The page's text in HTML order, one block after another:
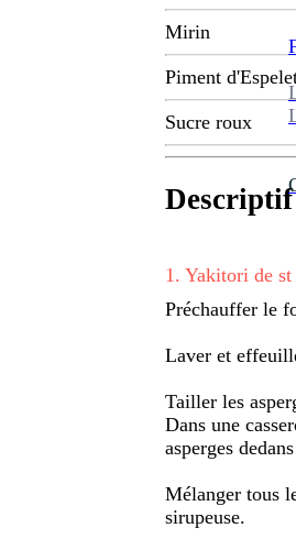
Mirin
Piment
Sucre roux
Descriptif
1 . Yakitori de st
Préchauffer le
Laver et
Tailler les
Dans une
asperges
Mélanger tous
sirupeuse.